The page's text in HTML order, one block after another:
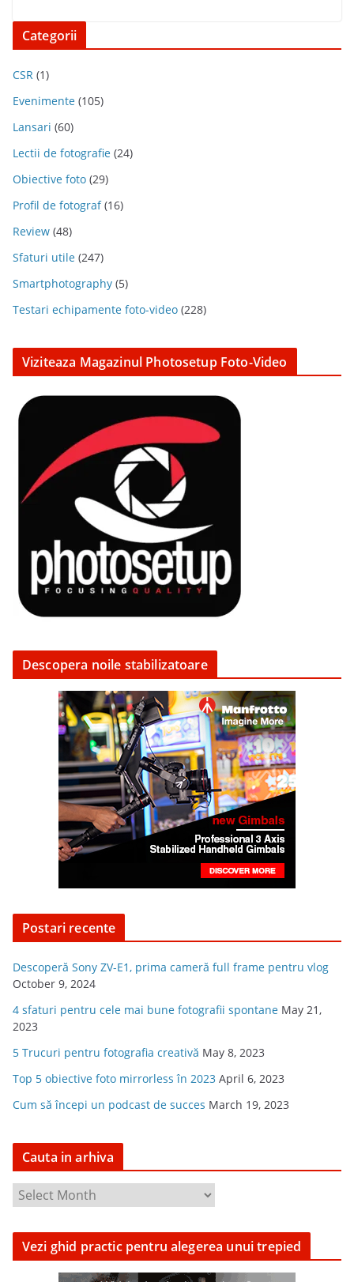
Categorii
CSR (1)
Evenimente (105)
Lansari (60)
Lectii de fotografie (24)
Obiective foto (29)
Profil de fotograf(16)
Review (48)
Sfaturi utile (247)
Smartphotography (5)
Testari echipamente foto-video (228)
Viziteaza Magazinul Photosetup Foto-Video
Descopera noile stabilizatoare
Postari recente
Descoperă Sony ZV-E1, prima cameră full frame pentru vlog
October 9, 2024
4 sfaturi pentru cele mai bune fotografii spontane May 21,
2023
5 Trucuri pentru fotografia creativă May 8, 2023
Top 5 obiective foto mirrorless în 2023 April 6, 2023
Cum să începi un podcast de succes March 19, 2023
Cauta in arhiva
u
Vezi ghid practic pentru alegerea unui trepied